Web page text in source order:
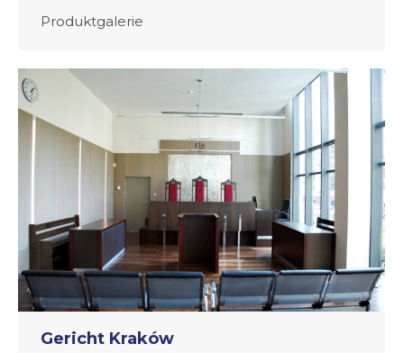
Produktgalerie
Gericht Kraków